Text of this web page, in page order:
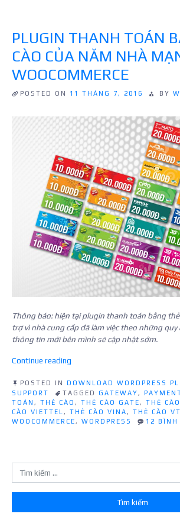
cho
WordPress”
THANH
TOÁN
BẰNG
THẺ
CÀO
WORDPRESS
PLUGIN THANH TOÁN
CÀO CỦA NĂM NHÀ
WOOCOMMERCE
POSTED ON 11 THÁNG 7, 2016 BY
Thông báo: hiện tại plugin thanh toán bằng
trợ vì nhà cung cấp đã làm việc theo những
thông tin mới bên mình sẽ cập nhật sớm.
Continue reading
toán
bằng
thẻ
cào
mạng
POSTED IN DOWNLOAD WORDPRESS
SUPPORT
TAGGED GATEWAY ,
TOÁN , THẺ CÀO , THẺ CÀO GATE , THẺ
CÀO VIETTEL , THẺ CÀO VINA , THẺ CÀO
WOOCOMMERCE , WORDPRESS 12 BÌNH